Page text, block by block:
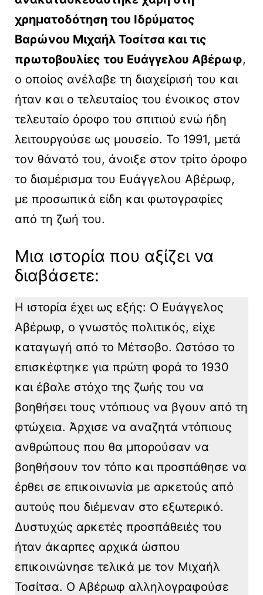
χρηματοδότηση του Ιδρύματος
Βαρώνου Μιχαήλ Τοσίτσα και τις
πρωτοβουλίες του Ευάγγελου Αβέρωφ,
ο οποίος ανέλαβε τη διαχείρισή του και
ήταν και ο τελευταίος του ένοικος στον
τελευταίο όροφο του σπιτιού ενώ ήδη
λειτουργούσε ως μουσείο. Το 1991, μετά
τον θάνατό του, άνοιξε στον τρίτο όροφο
το διαμέρισμα του Ευάγγελου Αβέρωφ,
με προσωπικά είδη και φωτογραφίες
από τη ζωή του.
Μια ιστορία που αξίζει να
διαβάσετε:
Η ιστορία έχει ως εξής: Ο Ευάγγελος
Αβέρωφ, ο γνωστός πολιτικός, είχε
καταγωγή από το Μέτσοβο. Ωστόσο το
επισκέφτηκε για πρώτη φορά το 1930
και έβαλε στόχο της ζωής του να
βοηθήσει τους ντόπιους να βγουν από τη
φτώχεια. Άρχισε να αναζητά ντόπιους
ανθρώπους που θα μπορούσαν να
βοηθήσουν τον τόπο και προσπάθησε να
έρθει σε επικοινωνία με αρκετούς από
αυτούς που διέμεναν στο εξωτερικό.
Δυστυχώς αρκετές προσπάθειές του
ήταν άκαρπες αρχικά ώσπου
επικοινώνησε τελικά με τον Μιχαήλ
Τοσίτσα. Ο Αβέρωφ αλληλογραφούσε